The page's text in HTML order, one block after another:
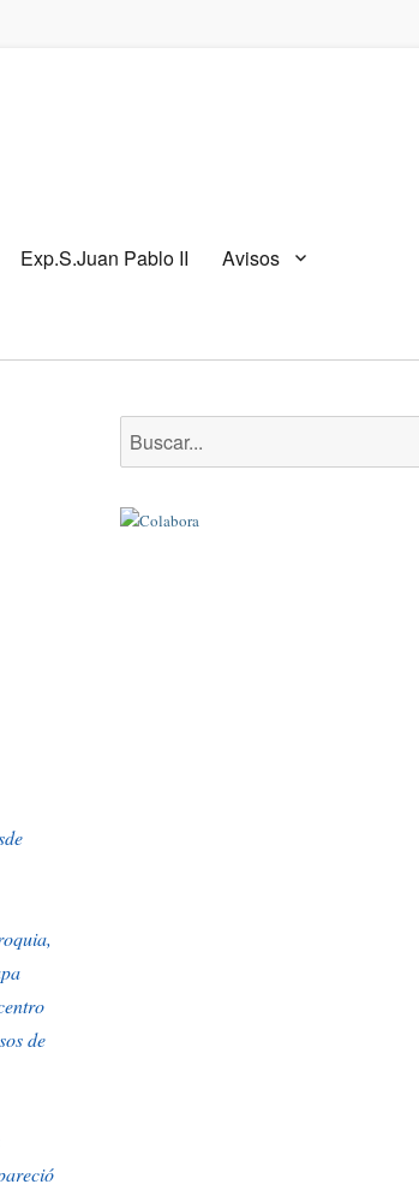
Exp.S.Juan Pablo II Avisos
de